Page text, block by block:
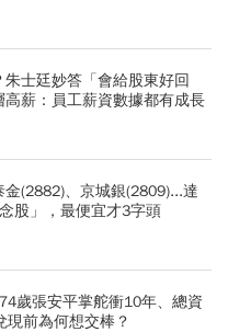
士廷妙答「會給股東好回
薪：員工薪資數據都有成長
(2882)、京城銀(2809)...達
股」，最便宜才3字頭
歲張安平掌舵衝10年、總資
現前為何想交棒？